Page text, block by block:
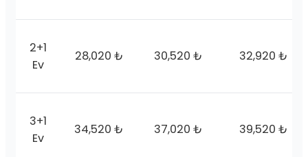
2+1
Ev
28,020 ₺ 30,520 ₺ 32,920 ₺
3+1
Ev
34,520 ₺ 37,020 ₺ 39,520 ₺